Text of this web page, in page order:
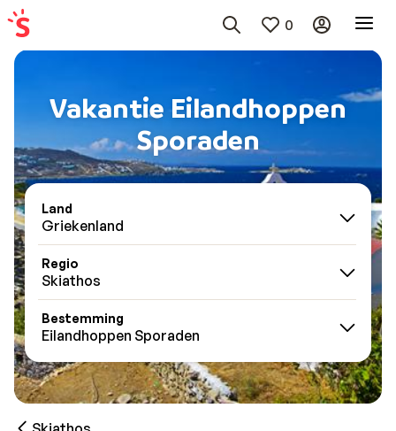
0
Vakantie Eilandhoppen
Sporaden
Land
Griekenland
Regio
Skiathos
Bestemming
Eilandhoppen Sporaden